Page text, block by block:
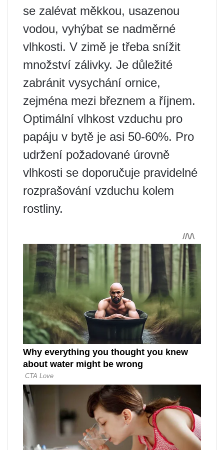
se zalévat měkkou, usazenou
vodou, vyhýbat se nadměrné
vlhkosti. V zimě je třeba snížit
množství zálivky. Je důležité
zabránit vysychání ornice,
zejména mezi březnem a říjnem.
Optimální vlhkost vzduchu pro
papáju v bytě je asi 50-60%. Pro
udržení požadované úrovně
vlhkosti se doporučuje pravidelné
rozprašování vzduchu kolem
rostliny.